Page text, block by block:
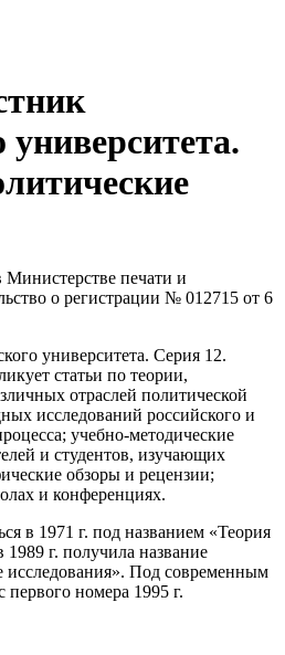
Министерстве печати и
о регистрации № 012715 от 6
университета. Серия 12.
статьи по теории,
отраслей политической
исследований российского и
учебно-методические
и студентов, изучающих
обзоры и рецензии;
и конференциях.
в 1971 г. под названием «Теория
г. получила название
исследования». Под современным
первого номера 1995 г.